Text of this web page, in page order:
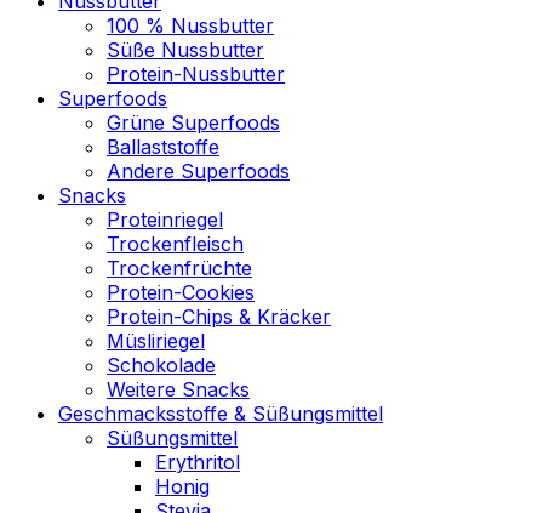
100 % Nussbutter
Süße Nussbutter
Protein-Nussbutter
Superfoods
Grüne Superfoods
Ballaststoffe
Andere Superfoods
Snacks
Proteinriegel
Trockenfleisch
Trockenfrüchte
Protein-Cookies
Protein-Chips & Kräcker
Müsliriegel
Schokolade
Weitere Snacks
Geschmacksstoffe & Süßungsmittel
Süßungsmittel
Erythritol
Honig